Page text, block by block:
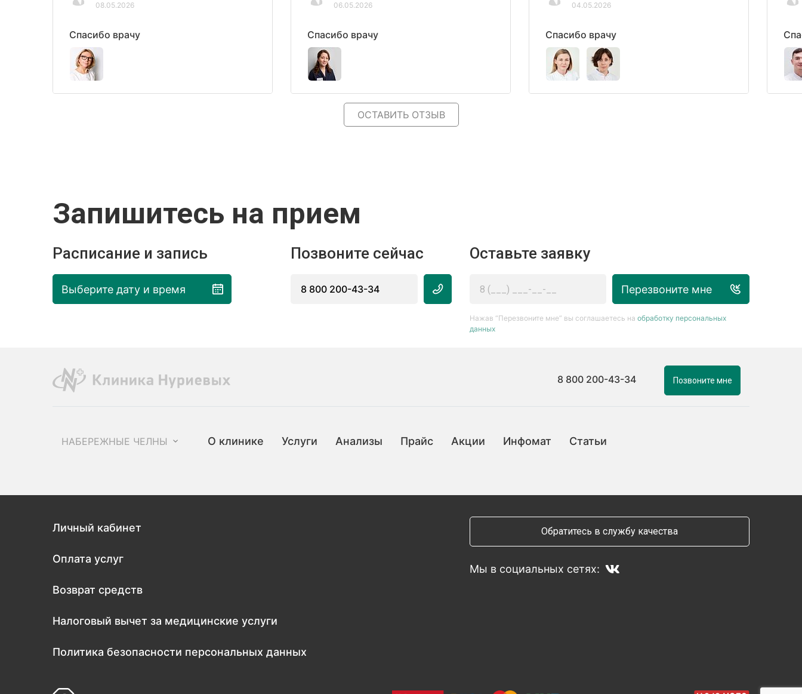
08.05.2026
Спасибо врачу
06.05.2026
Спасибо врачу
04.05.2026
Спасибо врачу
ОСТАВИТЬ ОТЗЫВ
Запишитесь на прием
Расписание и запись
Выберите дату и время
Позвоните сейчас
8 800 200-43-34
Оставьте заявку
Перезвоните мне
Нажав “Перезвоните мне” вы соглашаетесь на обработку персональных
данных
8 800 200-43-34 Позвоните мне
НАБЕРЕЖНЫЕ ЧЕЛНЫ О клинике Услуги Анализы Прайс Акции Инфомат Статьи
Личный кабинет
Оплата услуг
Возврат средств
Налоговый вычет за медицинские услуги
Политика безопасности персональных данных
Обратитесь в службу качества
Мы в социальных сетях: